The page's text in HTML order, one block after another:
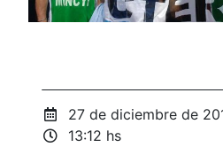
27 de diciembre de
13:12 hs